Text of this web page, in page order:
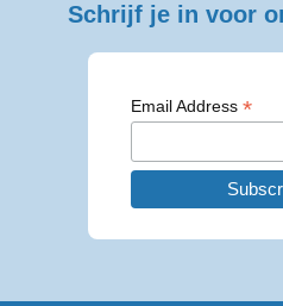
Schrijf je in voor
Email Address *